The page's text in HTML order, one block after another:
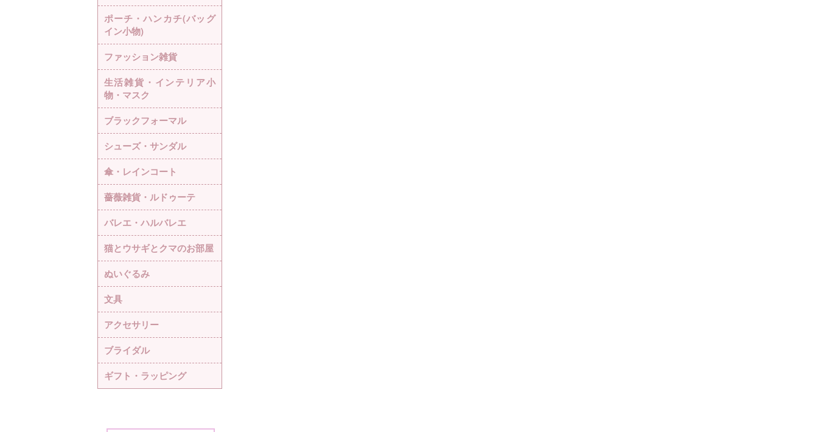
ポーチ・ハンカチ(バッグ
イン小物)
ファッション雑貨
生活雑貨・インテリア小
物・マスク
ブラックフォーマル
シューズ・サンダル
傘・レインコート
薔薇雑貨・ルドゥーテ
バレエ・ハルバレエ
猫とウサギとクマのお部屋
ぬいぐるみ
文具
アクセサリー
ブライダル
ギフト・ラッピング